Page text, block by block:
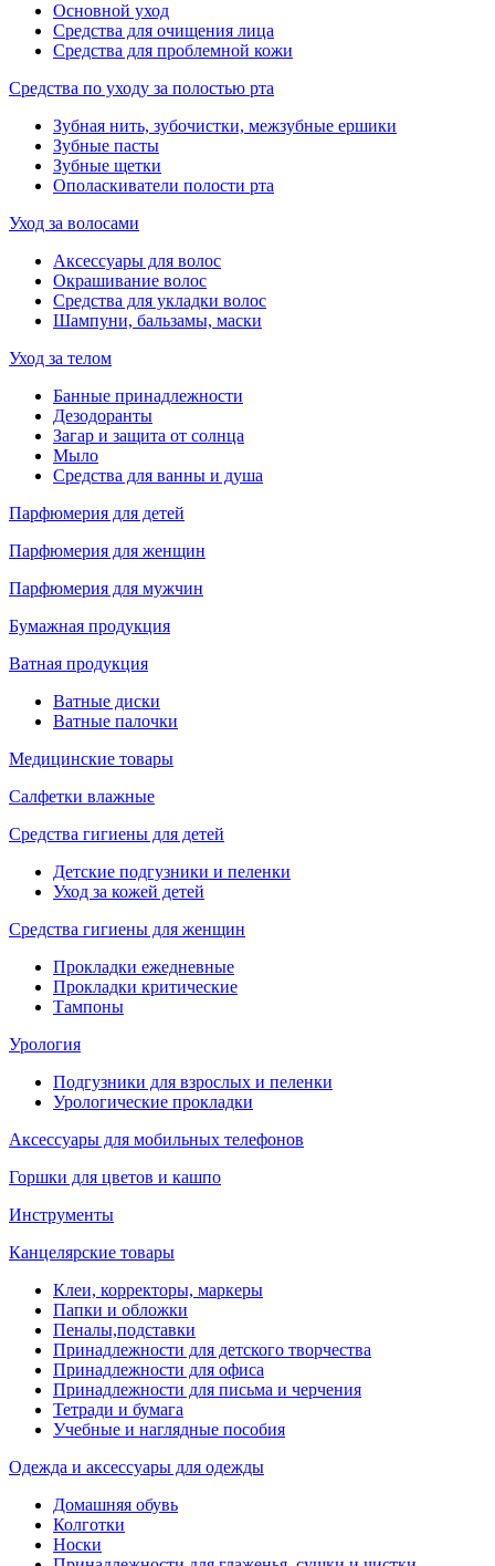
Основной уход
Средства для очищения лица
Средства для проблемной кожи
Средства по уходу за полостью рта
Зубная нить, зубочистки, межзубные ершики
Зубные пасты
Зубные щетки
Ополаскиватели полости рта
Уход за волосами
Аксессуары для волос
Окрашивание волос
Средства для укладки волос
Шампуни, бальзамы, маски
Уход за телом
Банные принадлежности
Дезодоранты
Загар и защита от солнца
Мыло
Средства для ванны и душа
Парфюмерия для детей
Парфюмерия для женщин
Парфюмерия для мужчин
Бумажная продукция
Ватная продукция
Ватные диски
Ватные палочки
Медицинские товары
Салфетки влажные
Средства гигиены для детей
Детские подгузники и пеленки
Уход за кожей детей
Средства гигиены для женщин
Прокладки ежедневные
Прокладки критические
Тампоны
Урология
Подгузники для взрослых и пеленки
Урологические прокладки
Аксессуары для мобильных телефонов
Горшки для цветов и кашпо
Инструменты
Канцелярские товары
Клеи, корректоры, маркеры
Папки и обложки
Пеналы,подставки
Принадлежности для детского творчества
Принадлежности для офиса
Принадлежности для письма и черчения
Тетради и бумага
Учебные и наглядные пособия
Одежда и аксессуары для одежды
Домашняя обувь
Колготки
Носки